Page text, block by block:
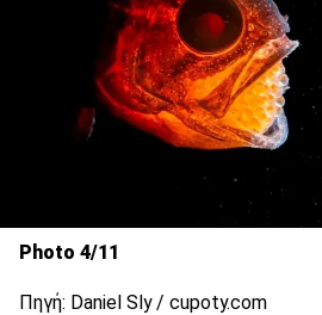
Photo 4/11
Πηγή: Daniel Sly / cupoty.com